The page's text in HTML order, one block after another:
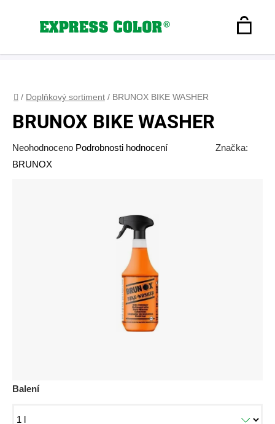
Hledat
Domů
/ Doplňkový sortiment / BRUNOX BIKE WASHER
Balení
BRUNOX BIKE WASHER
Průměrné
hodnocení
Neohodnoceno Podrobnosti hodnocení
Značka:
BRUNOX